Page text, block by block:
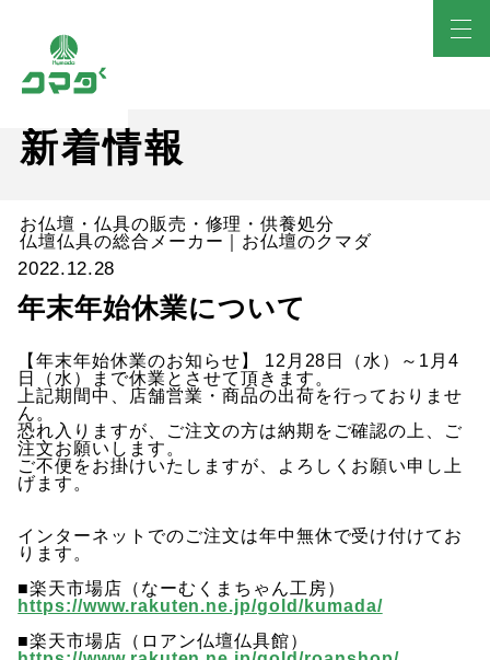
新着情報
お仏壇・仏具の販売・修理・供養処分
仏壇仏具の総合メーカー｜お仏壇のクマダ
2022.12.28
年末年始休業について
【年末年始休業のお知らせ】 12月28日（水）～1月4
日（水）まで休業とさせて頂きます。
上記期間中、店舗営業・商品の出荷を行っておりませ
ん。
恐れ入りますが、ご注文の方は納期をご確認の上、ご
注文お願いします。
ご不便をお掛けいたしますが、よろしくお願い申し上
げます。
インターネットでのご注文は年中無休で受け付けてお
ります。
■楽天市場店（なーむくまちゃん工房）
https://www.rakuten.ne.jp/gold/kumada/
■楽天市場店（ロアン仏壇仏具館）